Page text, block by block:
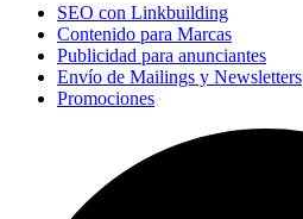
SEO con Linkbuilding
Contenido para Marcas
Publicidad para anunciantes
Envío de Mailings y Newsletters
Promociones